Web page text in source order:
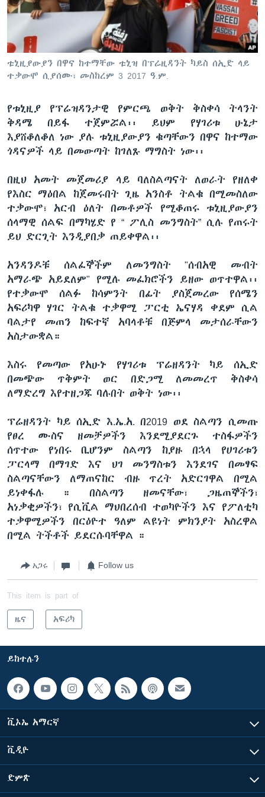
ቋንቋዎች
ቱኒዚያውያን በዋና ከተማቸው ቱኒዝ በፕሬዚዳንት ካይስ ሰኢድ ላይ
ተቃውሞ ሲያሰሙ፣ መስከረም 3 2017 ዓ.ም.
የቱኒዚያ የፕሬዝዳንታዊ የምርጫ ወቅት ቅስቀሳ ትላንት
ቅዳሜ በይፋ ተጀምሯል፡፡ ይህም የሃገሪቱ ሁኔታ
እያሸቆለቆለ ነው ያሉ ቱኒዚያውያን ቁጣቸውን በዋና ከተማው
ጎዳናዎች ላይ በመውጣት ከገለጹ ማግስት ነው፡፡
በዚህ አመት መጀመሪያ ላይ ባለስልጣናት ለወራት የዘለቀ
የእስር ማዕበል ከጀመሩበት ጊዜ አንስቶ ትልቁ በሚመስለው
ተቃውሞ፣ አርብ ዕለት በመቶዎች የሚቆጠሩ ቱኒዚያውያን
ሰላማዊ ሰልፍ በማካሄድ የ “ ፖሊስ መንግስት” ሲሉ የጠሩት
ይህ ድርጊት እንዲያበቃ ጠይቀዋል፡፡
አንዳንዶቹ ሰልፈኞችም ለመንግስት "ሰብአዊ መብት
አማራጭ አይደለም" የሚሉ መፈክሮችን ይዘው ወጥተዋል፡፡
የተቃውሞ ሰልፉ ከሳምንት በፊት ያስጀመረው የሰሜን
አፍሪካዋ ሃገር ትልቁ ተቃዋሚ ፓርቲ ኤናሃዳ ቀደም ሲል
ባልታየ መጠን ከፍተኛ አባላቶቹ በጅምላ መታሰራቸውን
አስታውቋል።
እስሩ የመጣው የአሁኑ የሃገሪቱ ፕሬዘዳንት ካይ ሰኢድ
በመጭው ጥቅምት ወር በድጋሚ ለመመረጥ ቅስቀሳ
ለማድረግ እየተዘጋጁ ባሉበት ወቅት ነው፡፡
ፕሬዘዳንት ካይ ሰኢድ እ.ኤ.አ. በ2019 ወደ ስልጣን ሲመጡ
የፀረ ሙስና ዘመቻዎችን እንደሚያደርጉ ተስፋዎችን
ሰጥተው የነበሩ ቢሆንም ስልጣን ከያዙ በኋላ የሀገሪቱን
ፓርላማ በማገድ እና ህገ መንግስቱን እንደገና በመፃፍ
ስልጣናቸውን ለማጠናከር ብዙ ጥረት አድርገዋል በሚል
ይነቀፋሉ ። በስልጣን ዘመናቸው፣ ጋዜጠኞችን፣
አነቃቂዎችን፣ የሲቪል ማህበረሰብ ተወካዮችን እና የፖለቲካ
ተቃዋሚዎችን በርዕዮተ ዓለም ልዩነት ምክንያት አስረዋል
በሚል ትችቶች ይደርሱባቸዋል ።
አጋሩ Follow us
This item is part of
ዜና አፍሪካ
ይከተሉን
ቪኦኤ አማርኛ
ቪዲዮ
ድምጽ